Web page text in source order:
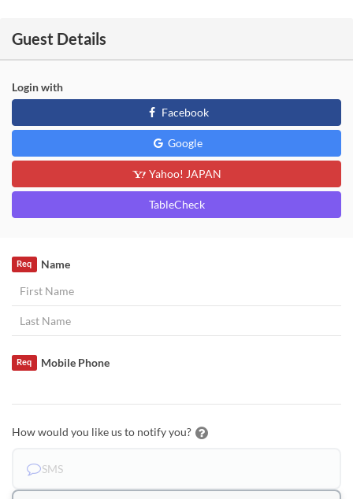
Guest Details
Login with
Facebook
Google
Yahoo! JAPAN
TableCheck
Name
Req
Mobile Phone
Req
How would you like us to notify you?
SMS